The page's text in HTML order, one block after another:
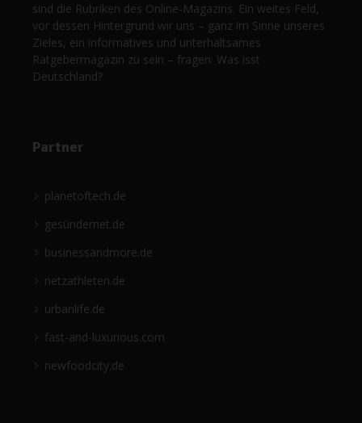
sind die Rubriken des Online-Magazins. Ein weites Feld,
vor dessen Hintergrund wir uns – ganz im Sinne unseres
Zieles, ein informatives und unterhaltsames
Ratgebermagazin zu sein – fragen: Was isst
Deutschland?
Partner
planetoftech.de
gesündernet.de
businessandmore.de
netzathleten.de
urbanlife.de
fast-and-luxurious.com
newfoodcity.de